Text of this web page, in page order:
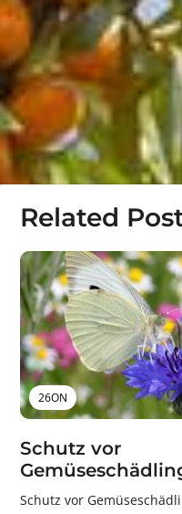
Related
26ON
Schutz vor
Schutz vor